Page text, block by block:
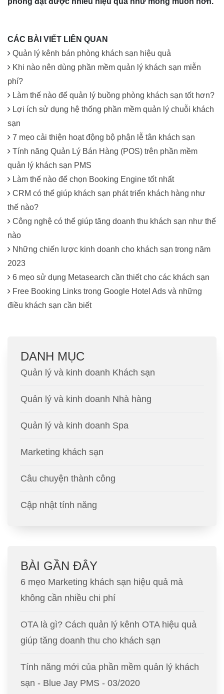
CÁC BÀI VIẾT LIÊN QUAN
Quản lý kênh bán phòng khách sạn hiệu quả
Khi nào nên dùng phần mềm quản lý khách sạn miễn
phí?
Làm thế nào để quản lý buồng phòng khách sạn tốt hơn?
Lợi ích sử dụng hệ thống phần mềm quản lý chuỗi khách
sạn
7 mẹo cải thiện hoạt động bộ phận lễ tân khách sạn
Tính năng Quản Lý Bán Hàng (POS) trên phần mềm
quản lý khách sạn PMS
Làm thế nào để chọn Booking Engine tốt nhất
CRM có thể giúp khách sạn phát triển khách hàng như
thế nào?
Công nghệ có thể giúp tăng doanh thu khách sạn như thế
nào
Những chiến lược kinh doanh cho khách sạn trong năm
2023
6 mẹo sử dụng Metasearch cần thiết cho các khách sạn
Free Booking Links trong Google Hotel Ads và những
điều khách sạn cần biết
DANH MỤC
Quản lý và kinh doanh Khách sạn
Quản lý và kinh doanh Nhà hàng
Quản lý và kinh doanh Spa
Marketing khách sạn
Câu chuyện thành công
Cập nhật tính năng
BÀI GẦN ĐÂY
6 mẹo Marketing khách sạn hiệu quả mà
không cần nhiều chi phí
OTA là gì? Cách quản lý kênh OTA hiệu quả
giúp tăng doanh thu cho khách sạn
Tính năng mới của phần mềm quản lý khách
sạn - Blue Jay PMS - 03/2020